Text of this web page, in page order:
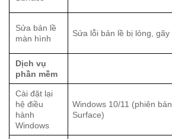
Sửa bản lề
màn hình
Sửa lỗi bản lề bị lỏng, gãy
Dịch vụ
phần mềm
Cài đặt lại
hệ điều
hành
Windows
Windows 10/11 (phiên bản
Surface)